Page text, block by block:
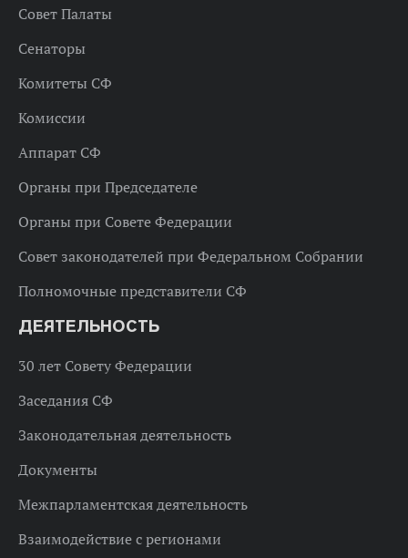
Совет Палаты
Сенаторы
Комитеты СФ
Комиссии
Аппарат СФ
Органы при Председателе
Органы при Совете Федерации
Совет законодателей при Федеральном Собрании
Полномочные представители СФ
ДЕЯТЕЛЬНОСТЬ
30 лет Совету Федерации
Заседания СФ
Законодательная деятельность
Документы
Межпарламентская деятельность
Взаимодействие с регионами